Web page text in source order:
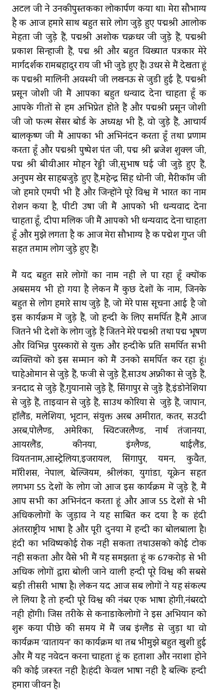
अटल जी ने उनकीपुस्‍तकका लोकार्पण किया था। मेरा सौभाग्य
है कि आज हमारे साथ बहुत सारे लोग जुड़े हुए पद्मश्री आलोक
मेहता जी जुड़े हैं, पद्मश्री अशोक चक्रधर जी जुड़े हैं, पद्मश्री
प्रकाश सिन्‍हाजी हैं, पद्म श्री और बहुत विख्यात पत्रकार मेरे
मार्गदर्शक रामबहादुर राय जी भी जुडे हुए हैं। उधर से मैं देखता हूं
कि पद्मश्री मालिनी अवस्थी जी लखनऊ से जुडी हुई हैं, पद्मश्री
प्रसून जोशी जी मैं आपका बहुत धन्वाद देना चाहता हूँ कि
आपके गीतों से हम अभिप्रेत होते हैं और पद्मश्री प्रसून जोशी
जी जो फिल्म सेंसर बोर्ड के अध्यक्ष भी हैं, वो जुड़े हैं, आचार्य
बालकृष्ण जी मैं आपका भी अभिनंदन करता हूँ तथा प्रणाम
करता हूँ और पद्मश्री पुष्पेश पंत जी, पद्म श्री ब्रजेश शुक्ल जी,
पद्म श्री बीवीआर मोहन रेड्डी जी,सुभाष घई जी जुड़े हुए हैं,
अनुपम खेर साहबजुड़े हुए हैं,महेन्‍द्र सिंह धोनी जी, मैरीकॉम जी
जो हमारे एमपी भी हैं और जिन्होंने पूरे विश्व में भारत का नाम
रोशन किया है, पीटी उषा जी मैं आपको भी धन्यवाद देना
चाहता हूँ, दीपा मलिक जी मैं आपको भी धन्‍यवाद देना चाहता
हूँ और मुझे लगता है कि आज मेरा सौभाग्य है कि पद्मेश गुप्त जी
सहित तमाम लोग जुड़े हुए हैं।
मैं यदि बहुत सारे लोगों का नाम नहीं ले पा रहा हूँ क्योंकि
अबसमय भी हो गया है लेकिन मैं कुछ देशों के नाम, जिनके
बहुत से लोग हमारे साथ जुड़े हैं, जो मेरे पास सूचना आई है जो
इस कार्यक्रम में जुड़े हैं, जो हिन्दी के लिए समर्पित हैं,मैं आज
जितने भी देशों के लोग जुड़े हैं जितने मेरे पद्मश्री तथा पद्म भूषण
और विभिन्न पुरस्कारों से युक्त और हिन्‍दीके प्रति समर्पित सभी
व्‍यक्‍तियों को इस सम्मान को मैं उनको समर्पित कर रहा हूं।
चाहेओमान से जुड़े हैं, फिजी से जुड़े हैं,साउथ अफ्रीका से जुड़े हैं,
त्रिनिदाद से जुड़े हैं,गुयानासे जुड़े हैं, सिंगापुर से जुड़े हैं,इंडोनेशिया
से जुड़े हैं, ताइवान से जुड़े हैं, साउथ कोरिया से जुड़े हैं, जापान,
हॉलैंड, मलेशिया, भूटान, संयुक्त अरब अमीरात, कतर, सउदी
अरब,पोलैण्ड, अमेरिका, स्विटजरलैण्ड, नार्थ तंजानिया,
आयरलैंड, कीनिया, इंग्लैण्ड, थाईलैंड,
वियतनाम,आस्‍ट्रेलिया,इजरायल, सिंगापुर, यमन, कुवैत,
मॉरीशस, नेपाल, बेल्जियम, श्रीलंका, युगांडा, यूक्रेन सहित
लगभग 55 देशों के लोग जो आज इस कार्यक्रम में जुड़े हैं, मैं
आप सभी का अभिनंदन करता हूं और आज 55 देशों से भी
अधिकलोगों के जुड़ाव ने यह साबित कर दिया है कि हिंदी
अंतरराष्ट्रीय भाषा है और पूरी दुनिया में हिन्दी का बोलबाला है।
हिंदी का भविष्‍यकोई रोक नहीं सकता तथाउसको कोई टोक
नहीं सकता और वैसे भी मैं यह समझता हूं कि 67करोड़ से भी
अधिक लोगों द्वारा बोली जाने वाली हिन्दी पूरे विश्व की सबसे
बड़ी तीसरी भाषा है। लेकिन यदि आज सब लोगों ने यह संकल्प
ले लिया है तो हिन्दी पूरे विश्व की नंबर एक भाषा होगी,नंबरदो
नहीं होंगी। जिस तरीके से कनाडाकेलोगों ने इस अभियान को
शुरू किया पीछे की समय में मैं जब इंग्लैंड से जुड़ा था वो
कार्यक्रम ‘वातायन’ का कार्यक्रम था तब भीमुझे बहुत खुशी हुई
और मैं यह निवेदन करना चाहता हूं कि हताशा और निराशा होने
की कोई ज़रूरत नहीं है।हिंदी केवल भाषा नहीं है बल्‍कि हिन्दी
हमारा जीवन है।